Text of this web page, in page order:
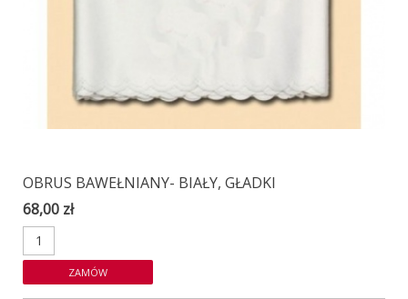
OBRUS BAWEŁNIANY- BIAŁY, GŁADKI
68,00 zł